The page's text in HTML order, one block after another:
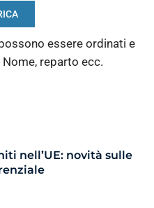
essere ordinati e
reparto ecc.
nell’UE: novità sulle